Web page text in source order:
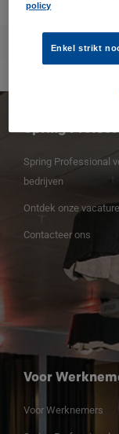
maat.
Spring
Spring Professional
bedrijven
Ontdek onze
Contacteer ons
Voor
Voor Werknemers
policy
Enkel strikt